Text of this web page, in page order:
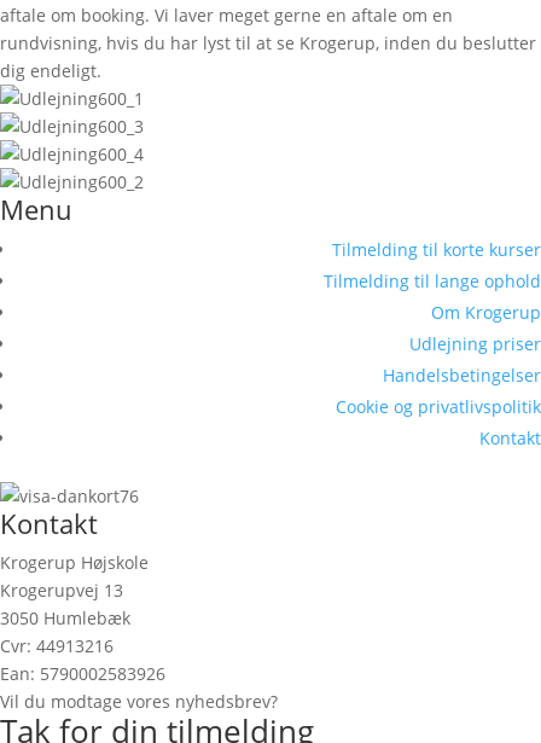
aftale om booking. Vi laver meget gerne en aftale om en
rundvisning, hvis du har lyst til at se Krogerup, inden du beslutter
dig endeligt.
Menu
Tilmelding til korte kurser
Tilmelding til lange ophold
Om Krogerup
Udlejning priser
Handelsbetingelser
Cookie og privatlivspolitik
Kontakt
Kontakt
Krogerup Højskole
Krogerupvej 13
3050 Humlebæk
Cvr: 44913216
Ean: 5790002583926
Vil du modtage vores nyhedsbrev?
Tak for din tilmelding